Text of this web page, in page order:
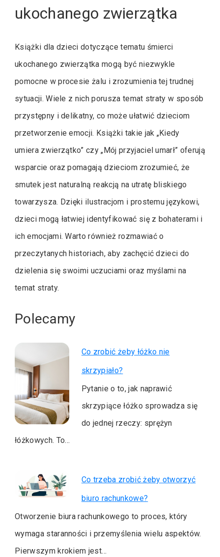
ukochanego zwierzątka
Książki dla dzieci dotyczące tematu śmierci
ukochanego zwierzątka mogą być niezwykle
pomocne w procesie żalu i zrozumienia tej trudnej
sytuacji. Wiele z nich porusza temat straty w sposób
przystępny i delikatny, co może ułatwić dzieciom
przetworzenie emocji. Książki takie jak „Kiedy
umiera zwierzątko” czy „Mój przyjaciel umarł” oferują
wsparcie oraz pomagają dzieciom zrozumieć, że
smutek jest naturalną reakcją na utratę bliskiego
towarzysza. Dzięki ilustracjom i prostemu językowi,
dzieci mogą łatwiej identyfikować się z bohaterami i
ich emocjami. Warto również rozmawiać o
przeczytanych historiach, aby zachęcić dzieci do
dzielenia się swoimi uczuciami oraz myślami na
temat straty.
Polecamy
Co zrobić żeby łóżko nie
skrzypiało?
Pytanie o to, jak naprawić
skrzypiące łóżko sprowadza się
do jednej rzeczy: sprężyn
łóżkowych. To…
Co trzeba zrobić żeby otworzyć
biuro rachunkowe?
Otworzenie biura rachunkowego to proces, który
wymaga staranności i przemyślenia wielu aspektów.
Pierwszym krokiem jest…